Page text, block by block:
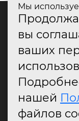
Мы
вы
ваших
нашей
файлов